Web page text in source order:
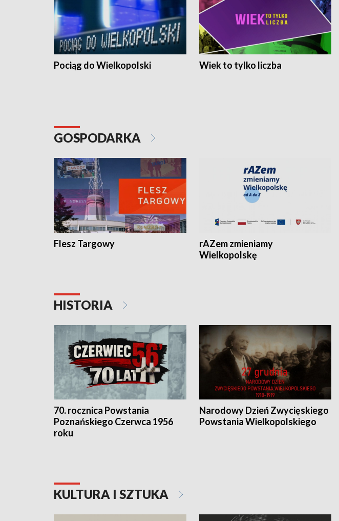
Pociąg do Wielkopolski Wiek to tylko liczba
GOSPODARKA
Flesz Targowy
rAZem zmieniamy
Wielkopolskę
HISTORIA
70. rocznica Powstania
Poznańskiego Czerwca 1956
roku
Narodowy Dzień Zwycięskiego
Powstania Wielkopolskiego
KULTURA I SZTUKA